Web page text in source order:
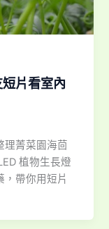
片看室內
理菁菜園海茴
植物生長燈
，帶你用短片